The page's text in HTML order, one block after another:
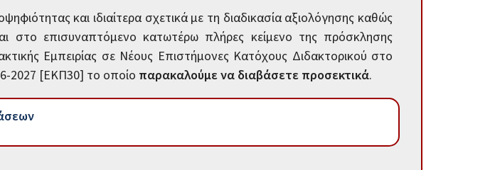
και ιδιαίτερα σχετικά με τη διαδικασία αξιολόγησης καθώς
στο επισυναπτόμενο κατωτέρω πλήρες κείμενο της πρόσκλησης
Εμπειρίας σε Νέους Επιστήμονες Κατόχους Διδακτορικού στο
2027 [ΕΚΠ30] το οποίο παρακαλούμε να διαβάσετε προσεκτικά.